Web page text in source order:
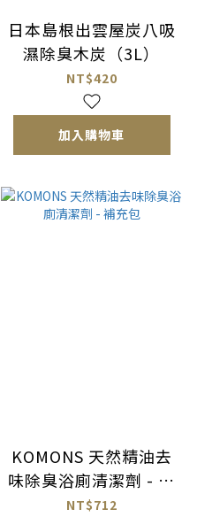
日本島根出雲屋炭八吸
濕除臭木炭（3L）
NT$420
加入購物車
KOMONS 天然精油去
味除臭浴廁清潔劑 - 補
充包
NT$712